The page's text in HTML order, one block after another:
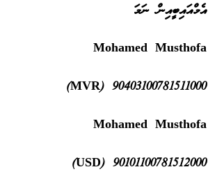
އެމްއައިބީއިން ނަމަ
Mohamed Musthofa
90403100781511000 (MVR)
Mohamed Musthofa
90101100781512000 (USD)